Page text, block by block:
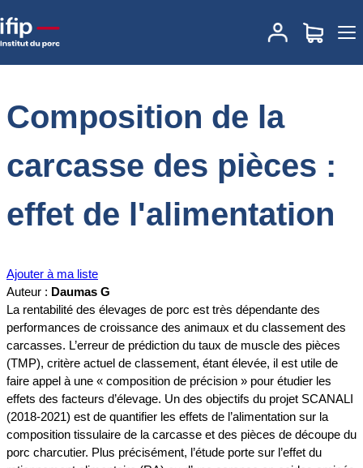
Accueil
Composition de la carcasse des pièces :
effet de l'alimentation
Composition de la
carcasse des pièces :
effet de l'alimentation
Ajouter à ma liste
Auteur : Daumas G
La rentabilité des élevages de porc est très dépendante des
performances de croissance des animaux et du classement des
carcasses. L’erreur de prédiction du taux de muscle des pièces
(TMP), critère actuel de classement, étant élevée, il est utile de
faire appel à une « composition de précision » pour étudier les
effets des facteurs d’élevage. Un des objectifs du projet SCANALI
(2018-2021) est de quantifier les effets de l’alimentation sur la
composition tissulaire de la carcasse et des pièces de découpe du
porc charcutier. Plus précisément, l’étude porte sur l’effet du